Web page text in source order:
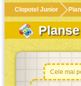
Clopotel Junior
Cele mai